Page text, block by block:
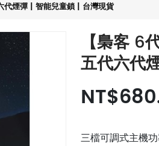
代煙彈 | 智能兒童鎖 | 台灣現貨
【梟客 6
五代六代
三檔可調式主機